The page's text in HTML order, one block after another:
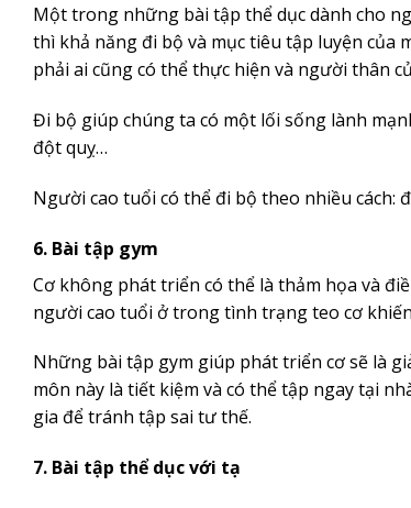
Một trong những bài tập thể dục dành cho
thì khả năng đi bộ và mục tiêu tập luyện của
phải ai cũng có thể thực hiện và người thân
Đi bộ giúp chúng ta có một lối sống lành
đột quỵ…
Người cao tuổi có thể đi bộ theo nhiều cách:
6. Bài tập gym
Cơ không phát triển có thể là thảm họa và
người cao tuổi ở trong tình trạng teo cơ
Những bài tập gym giúp phát triển cơ sẽ là
môn này là tiết kiệm và có thể tập ngay tại
gia để tránh tập sai tư thế.
7. Bài tập thể dục với tạ